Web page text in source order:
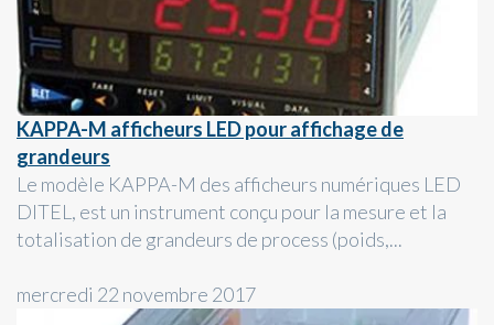
KAPPA-M afficheurs LED pour affichage de
grandeurs
Le modèle KAPPA-M des afficheurs numériques LED
DITEL, est un instrument conçu pour la mesure et la
totalisation de grandeurs de process (poids,...
mercredi 22 novembre 2017